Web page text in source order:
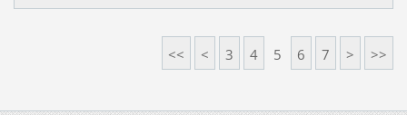
<< < 3 4 5 6 7 > >>